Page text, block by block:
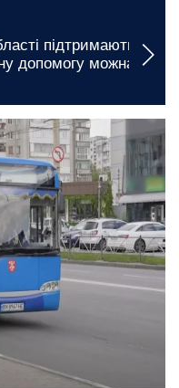
підтримають
допомогу можна